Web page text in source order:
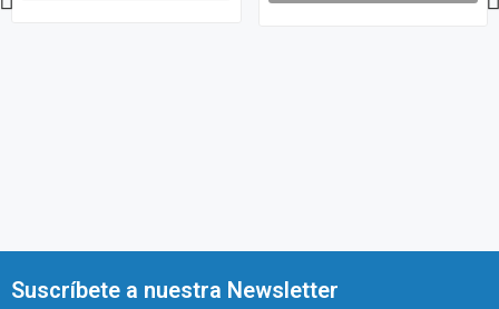
Suscríbete a nuestra Newsletter